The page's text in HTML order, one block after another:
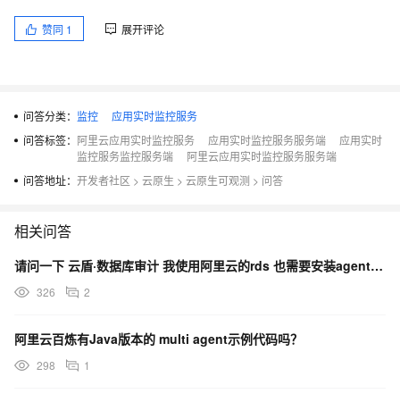
赞同 1 展开评论
问答分类： 监控
应用实时监控服务
问答标签： 阿里云应用实时监控服务 应用实时监控服务服务端
应用实时
监控服务监控服务端
阿里云应用实时监控服务服务端
问答地址： 开发者社区 > 云原生 > 云原生可观测 > 问答
相关问答
请问一下 云盾·数据库审计 我使用阿里云的rds 也需要安装agent吗？
326 2
阿里云百炼有Java版本的 multi agent示例代码吗？
298 1